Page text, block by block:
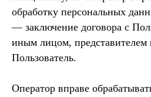
обработку персональных
— заключение договора с
иным лицом, представителем
Пользователь.
Оператор вправе